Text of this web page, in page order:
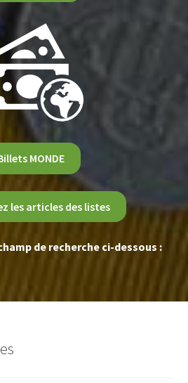
MONDE
les articles des listes
de recherche ci-dessous :